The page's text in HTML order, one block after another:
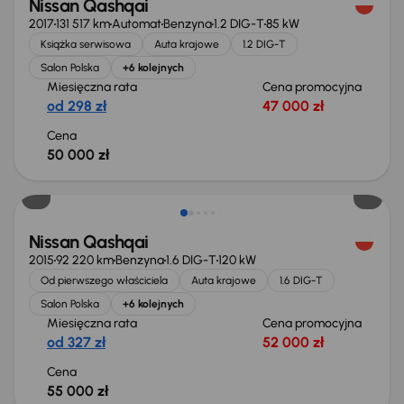
Nissan Qashqai
2017131 517 kmAutomatBenzyna1.2 DIG-T85 kW
Książka serwisowa Auta krajowe
1.2 DIG-T
Salon Polska
+6 kolejnych
Miesięczna rata
od 298 zł
Cena promocyjna
47 000 zł
Cena
50 000 zł
Nissan Qashqai
201592 220 kmBenzyna1.6 DIG-T120 kW
Od pierwszego właściciela Auta krajowe
1.6 DIG-T
Salon Polska
+6 kolejnych
Miesięczna rata
od 327 zł
Cena promocyjna
52 000 zł
Cena
55 000 zł